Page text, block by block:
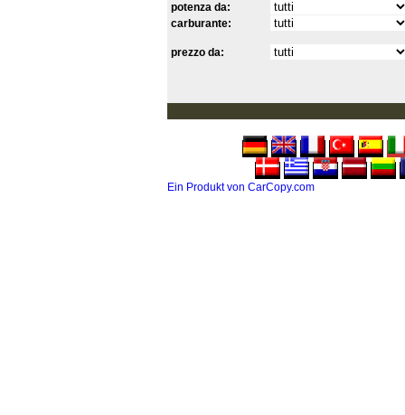
potenza da:
carburante:
prezzo da:
Ein Produkt von CarCopy.com